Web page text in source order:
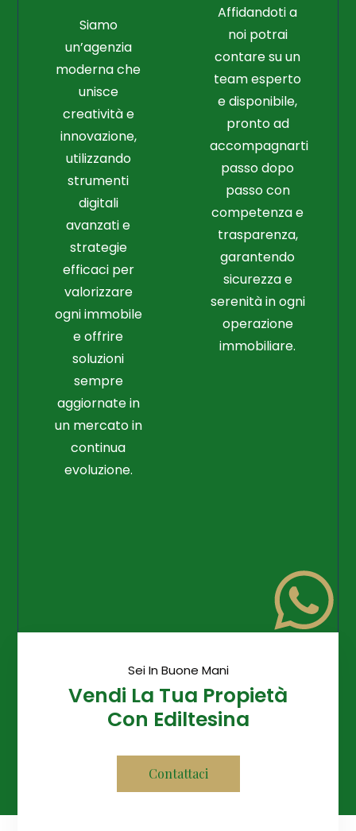
Siamo
un’agenzia
moderna che
unisce
creatività e
innovazione,
utilizzando
strumenti
digitali
avanzati e
strategie
efficaci per
valorizzare
ogni immobile
e offrire
soluzioni
sempre
aggiornate in
un mercato in
continua
evoluzione.
Affidandoti a
noi potrai
contare su un
team esperto
e disponibile,
pronto ad
accompagnarti
passo dopo
passo con
competenza e
trasparenza,
garantendo
sicurezza e
serenità in ogni
operazione
immobiliare.
Sei In Buone Mani
Vendi La Tua Propietà
Con Ediltesina
Contattaci